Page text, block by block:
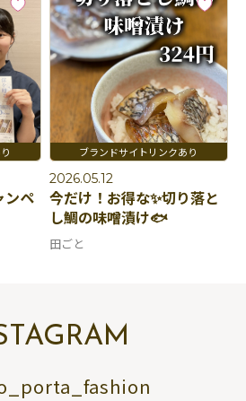
ンペ
2026.05.12
今だけ！お得な✨切り落と
し鯛の味噌漬け🐟
田ごと